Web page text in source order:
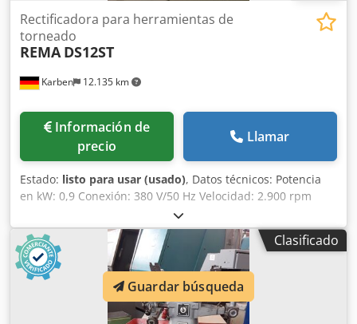
Karben 12.135 km
Rectificadora para herramientas de
torneado
REMA DS12ST
Información de
precio
Llamar
Estado: listo para usar (usado), Datos técnicos: Potencia
en kW: 0,9 Conexión: 380 V/50 Hz Velocidad: 2.900 rpm
Codpfx Aloza Dwxoisrf Dimensiones de los discos:
175/60/51 mm Peso: 117 kg Equipamiento: - 2 mesas ATS
(mesa de oscilación por resorte) - 2 muelas de copa de
diamante 175x60x51 mm - Versión con soporte
Clasificado
Guardar búsqueda